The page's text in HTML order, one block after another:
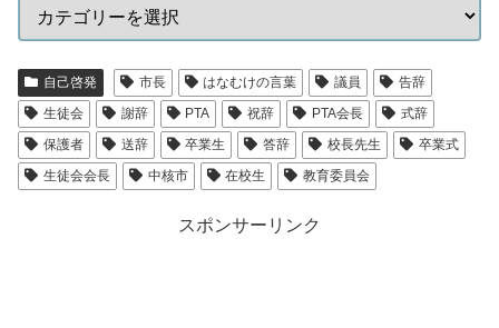
自己啓発 市長 はなむけの言葉 議員
告辞
生徒会
謝辞 PTA 祝辞 PTA会長
式辞
保護者
送辞 卒業生 答辞 校長先生
卒業式
生徒会会長
中核市 在校生 教育委員会
スポンサーリンク